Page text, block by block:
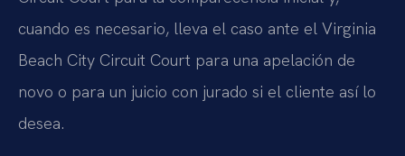
cuando es necesario, lleva el caso ante el Virginia
Beach City Circuit Court para una apelación de
novo o para un juicio con jurado si el cliente así lo
desea.